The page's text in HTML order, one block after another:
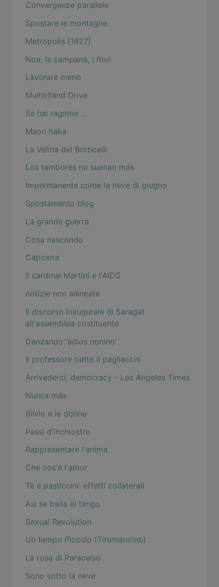
Convergenze parallele
Spostare le montagne
Metropolis [1927]
Noa, la campana, i fiori
Lavorare meno
Mulholland Drive
Se hai ragione ...
Maori haka
La Velina del Botticelli
Los tambores no suenan más
Impermanente come la neve di giugno
Spostamento blog
La grande guerra
Cosa nascondo
Capoeira
Il cardinal Martini e l'AIDS
notizie non allineate
Il discorso inaugurale di Saragat
all'assemblea costituente
Danzando 'adios nonino'
Il professore batte il pagliaccio
Arrivederci, democracy - Los Angeles Times
Nunca más
Silvio e le donne
Passi d'inchiostro
Rappresentare l'anima
Che cos'è l'amor
Tè e pasticcini: effetti collaterali
Asi se baila el tango
Sexual Revolution
Un tempo Piccolo (Tiromancino)
La rosa di Paracelso
Sono sotto la neve